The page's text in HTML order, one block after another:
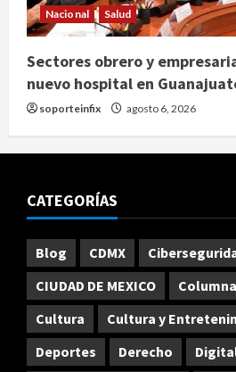
Nacional Salud
Sectores obrero y
nuevo hospital en
soporteinfix agosto 6, 2026
CATEGORÍAS
Blog CDMX
CIUDAD DE MEXICO
Cultura
Cultura y
Deportes
Derecho